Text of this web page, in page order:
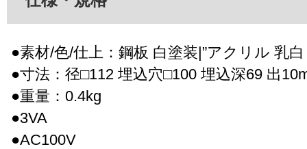
●素材/色/仕上：鋼板 白塗装|”アクリル 乳
●寸法：径□112 埋込穴□100 埋込深69 出
●重量：0.4kg
●3VA
●AC100V